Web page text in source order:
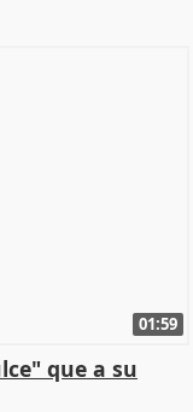
01:59
que a su